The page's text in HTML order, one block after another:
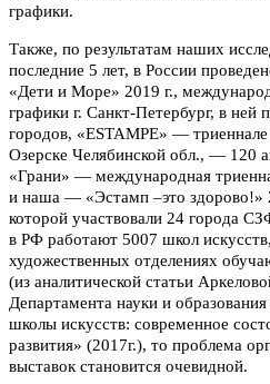
графики.
Также, по результатам наших
последние 5 лет, в России
«Дети и Море» 2019 г.,
графики г. Санкт-Петербург, в ней
городов, «ESTAMPE» — триеннале
Озерске Челябинской обл., — 120
«Грани» — международная
и наша — «Эстамп –это здорово!»
которой участвовали 24 города
в РФ работают 5007 школ
художественных отделениях
(из аналитической статьи
Департамента науки и
школы искусств: современное
развития» (2017г.), то проблема
выставок становится очевидной.